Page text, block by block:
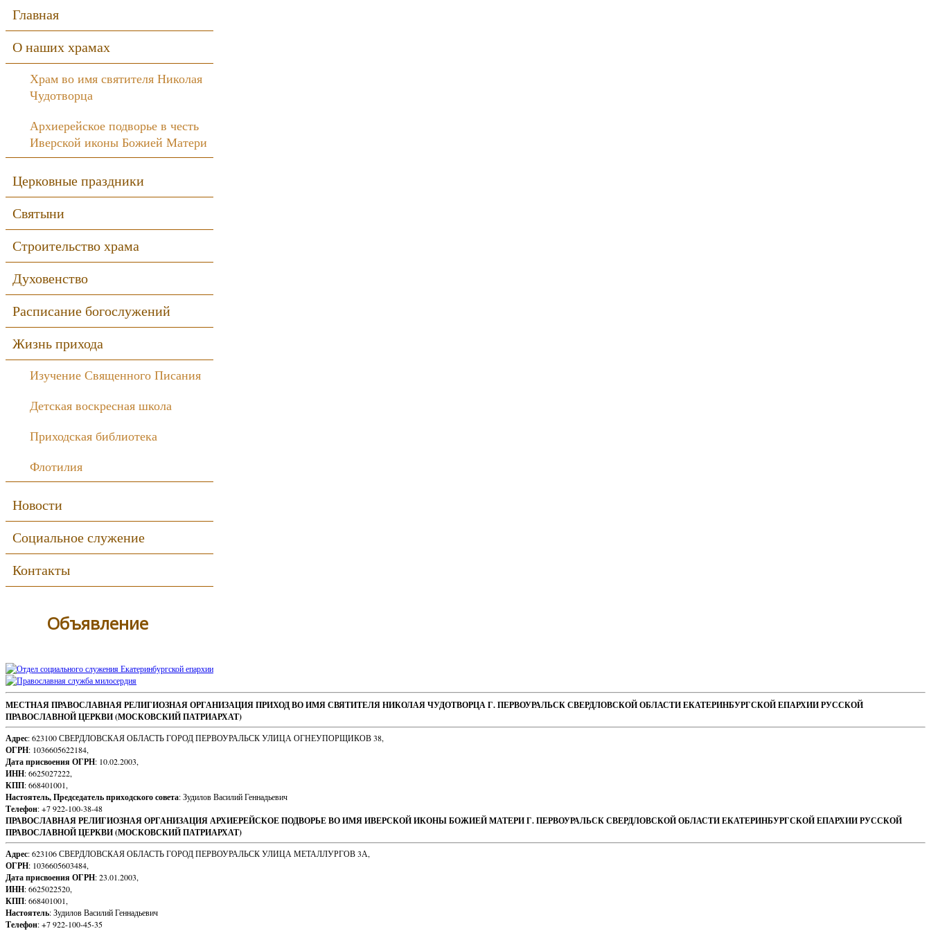
Sidebar
Главная
О наших храмах
Храм во имя святителя Николая
Чудотворца
Архиерейское подворье в честь
Иверской иконы Божией Матери
Церковные праздники
Святыни
Строительство храма
Духовенство
Расписание богослужений
Жизнь прихода
Изучение Священного Писания
Детская воскресная школа
Приходская библиотека
Флотилия
Новости
Социальное служение
Контакты
Объявление
Sidebar
Footer
Content
МЕСТНАЯ ПРАВОСЛАВНАЯ РЕЛИГИОЗНАЯ ОРГАНИЗАЦИЯ ПРИХОД ВО ИМЯ СВЯТИТЕЛЯ НИКОЛАЯ ЧУДОТВОРЦА Г. ПЕРВОУРАЛЬСК СВЕРДЛОВСКОЙ ОБЛАСТИ ЕКАТЕРИНБУРГСКОЙ ЕПАРХИИ РУССКОЙ
ПРАВОСЛАВНОЙ ЦЕРКВИ (МОСКОВСКИЙ ПАТРИАРХАТ)
Адрес: 623100 СВЕРДЛОВСКАЯ ОБЛАСТЬ ГОРОД ПЕРВОУРАЛЬСК УЛИЦА ОГНЕУПОРЩИКОВ 38,
ОГРН: 1036605622184,
Дата присвоения ОГРН: 10.02.2003,
ИНН: 6625027222,
КПП: 668401001,
Настоятель, Председатель приходского совета: Зудилов Василий Геннадьевич
Телефон: +7 922-100-38-48
ПРАВОСЛАВНАЯ РЕЛИГИОЗНАЯ ОРГАНИЗАЦИЯ АРХИЕРЕЙСКОЕ ПОДВОРЬЕ ВО ИМЯ ИВЕРСКОЙ ИКОНЫ БОЖИЕЙ МАТЕРИ Г. ПЕРВОУРАЛЬСК СВЕРДЛОВСКОЙ ОБЛАСТИ ЕКАТЕРИНБУРГСКОЙ ЕПАРХИИ РУССКОЙ
ПРАВОСЛАВНОЙ ЦЕРКВИ (МОСКОВСКИЙ ПАТРИАРХАТ)
Адрес: 623106 СВЕРДЛОВСКАЯ ОБЛАСТЬ ГОРОД ПЕРВОУРАЛЬСК УЛИЦА МЕТАЛЛУРГОВ 3А,
ОГРН: 1036605603484,
Дата присвоения ОГРН: 23.01.2003,
ИНН: 6625022520,
КПП: 668401001,
Настоятель: Зудилов Василий Геннадьевич
Телефон: +7 922-100-45-35